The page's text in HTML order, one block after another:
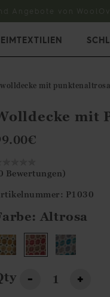
Angebote von
wolldecke mit punktenaltrosa
mit
€
Bewertungen)
P1030
Altrosa
- +